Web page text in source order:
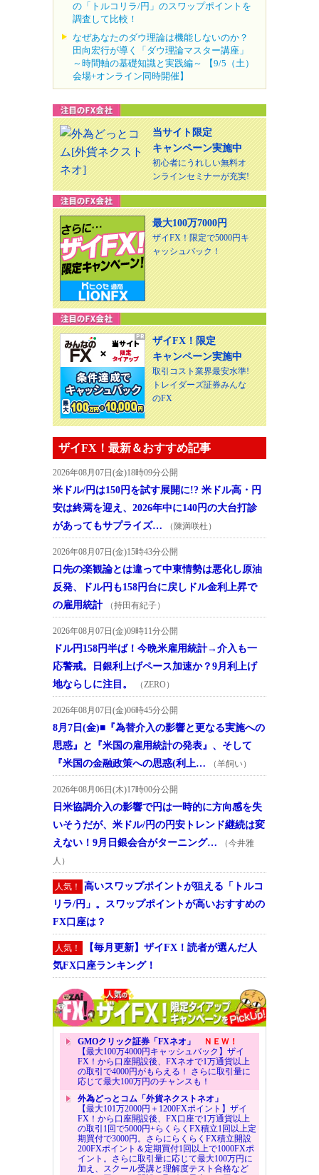
の「トルコリラ/円」のスワップポイントを
調査して比較！
なぜあなたのダウ理論は機能しないのか？
田向宏行が導く「ダウ理論マスター講座」
～時間軸の基礎知識と実践編～ 【9/5（土）
会場+オンライン同時開催】
当サイト限定
キャンペーン実施中
初心者にうれしい無料オ
ンラインセミナーが充実!
最大100万7000円
ザイFX！限定で5000円キ
ャッシュバック！
ザイFX！限定
キャンペーン実施中
取引コスト業界最安水準!
トレイダーズ証券みんな
のFX
ザイFX！最新＆おすすめ記事
2026年08月07日(金)18時09分公開
米ドル/円は150円を試す展開に!? 米ドル高・円
安は終焉を迎え、2026年中に140円の大台打診
があってもサプライズ…
（陳満咲杜）
2026年08月07日(金)15時43分公開
口先の楽観論とは違って中東情勢は悪化し原油
反発、ドル円も158円台に戻しドル金利上昇で
の雇用統計
（持田有紀子）
2026年08月07日(金)09時11分公開
ドル円158円半ば！今晩米雇用統計→介入も一
応警戒。日銀利上げペース加速か？9月利上げ
地ならしに注目。
（ZERO）
2026年08月07日(金)06時45分公開
8月7日(金)■『為替介入の影響と更なる実施への
思惑』と『米国の雇用統計の発表』、そして
『米国の金融政策への思惑(利上…
（羊飼い）
2026年08月06日(木)17時00分公開
日米協調介入の影響で円は一時的に方向感を失
いそうだが、米ドル/円の円安トレンド継続は変
えない！9月日銀会合がターニング…
（今井雅
人）
人気！
高いスワップポイントが狙える「トルコ
リラ/円」。スワップポイントが高いおすすめの
FX口座は？
人気！
【毎月更新】ザイFX！読者が選んだ人
気FX口座ランキング！
GMOクリック証券「FXネオ」
ＮＥＷ！
【最大100万4000円キャッシュバック】ザイ
FX！から口座開設後、FXネオで1万通貨以上
の取引で4000円がもらえる！ さらに取引量に
応じて最大100万円のチャンスも！
外為どっとコム「外貨ネクストネオ」
【最大101万2000円＋1200FXポイント】ザイ
FX！から口座開設後、FX口座で1万通貨以上
の取引1回で5000円+らくらくFX積立1回以上定
期買付で3000円。さらにらくらくFX積立開設
200FXポイント＆定期買付1回以上で1000FXポ
イント。さらに取引量に応じて最大100万円に
加え、スクール受講と理解度テスト合格など